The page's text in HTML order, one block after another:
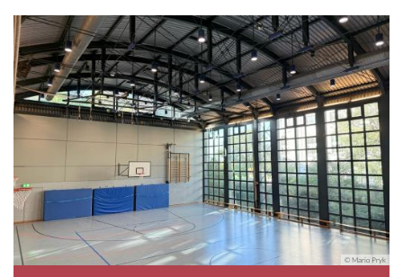
© Mario Pryk